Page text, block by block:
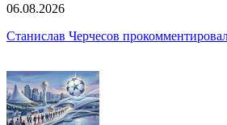
06.08.2026
Станислав Черчесов